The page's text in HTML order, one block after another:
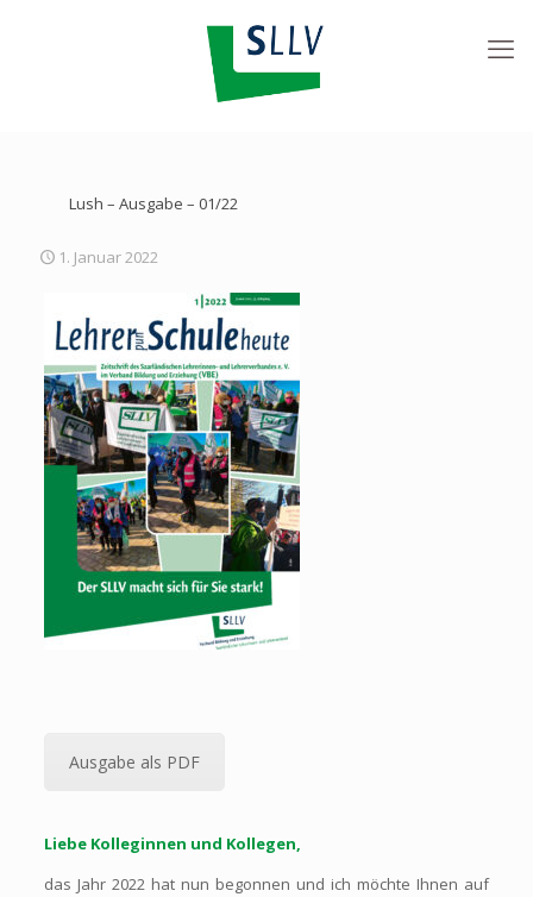
Lush – Ausgabe – 01/22
1. Januar 2022
Ausgabe als PDF
Liebe Kolleginnen und Kollegen,
das Jahr 2022 hat nun begonnen und ich möchte Ihnen auf